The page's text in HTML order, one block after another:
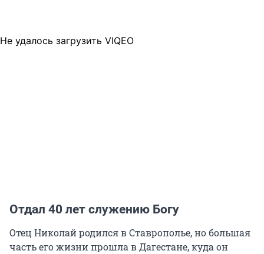
Не удалось загрузить VIQEO
Отдал 40 лет служению Богу
Отец Николай родился в Ставрополье, но большая
часть его жизни прошла в Дагестане, куда он